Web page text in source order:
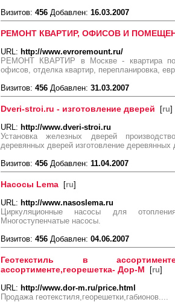
Визитов: 456 Добавлен: 16.03.2007
РЕМОНТ КВАРТИР, ОФИСОВ И
URL: http://www.evroremount.ru/
РЕМОНТ КВАРТИР в Москве - квартира
офисов, отделка квартир, перепланировка,
Визитов: 456 Добавлен: 31.03.2007
Dveri-stroi.ru - изготовление дверей [ru]
URL: http://www.dveri-stroi.ru
Установка железных дверей
деревянных дверей изготовление деревянных
Визитов: 456 Добавлен: 11.04.2007
Насосы Lema [ru]
URL: http://www.nasoslema.ru
Циркуляционные насосы для
Многоступенчатые насосы.
Визитов: 456 Добавлен: 04.06.2007
Геотекстиль в
ассортименте,георешетка- Дор-М [ru]
URL: http://www.dor-m.ru/price.html
Продажа геотекстиля,георешетки,габионов....